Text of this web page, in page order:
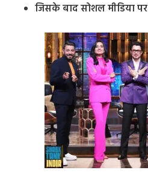
जिसके बाद सोशल मीडिया